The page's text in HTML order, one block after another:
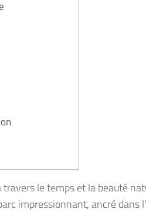
le temps et la beauté
impressionnant, ancré dans